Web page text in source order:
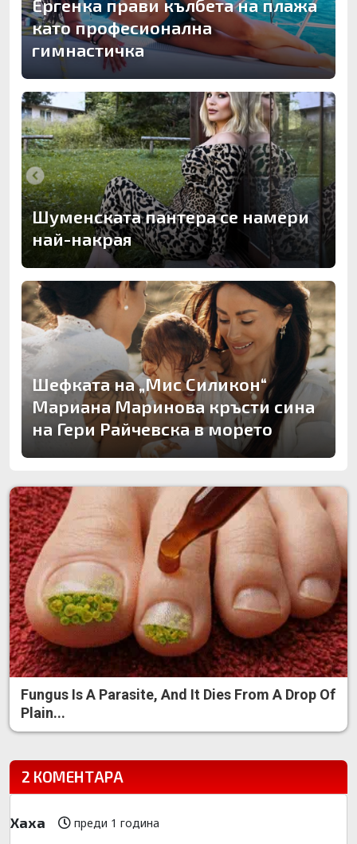
Ергенка прави кълбета на плажа
като професионална
гимнастичка
Шуменската пантера се намери
най-накрая
Шефката на „Мис Силикон“
Мариана Маринова кръсти сина
на Гери Райчевска в морето
Fungus Is A Parasite, And It Dies From A Drop Of
Plain...
2 КОМЕНТАРА
Хаха преди 1 година